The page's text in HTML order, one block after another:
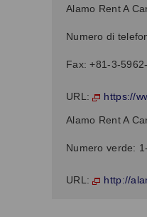
Alamo Rent A
Numero di
Fax: +81-3-
URL: https://
Alamo Rent A
Numero verde:
URL: http://